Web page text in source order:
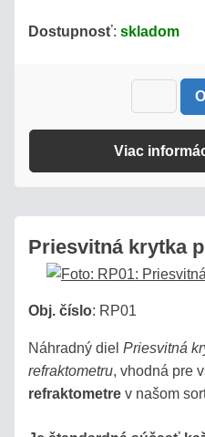
Dostupnosť: skladom
Viac
Priesvitná krytka
Obj. číslo: RP01
Náhradný diel Priesvitná
refraktometru, vhodná pre
refraktometre v našom